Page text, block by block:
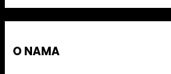
O NAMA